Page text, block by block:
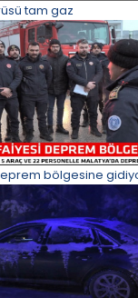
tam gaz
bölgesine